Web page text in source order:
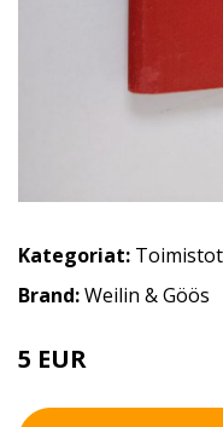
Kategoriat:
Brand:Weilin & Göös
5 EUR